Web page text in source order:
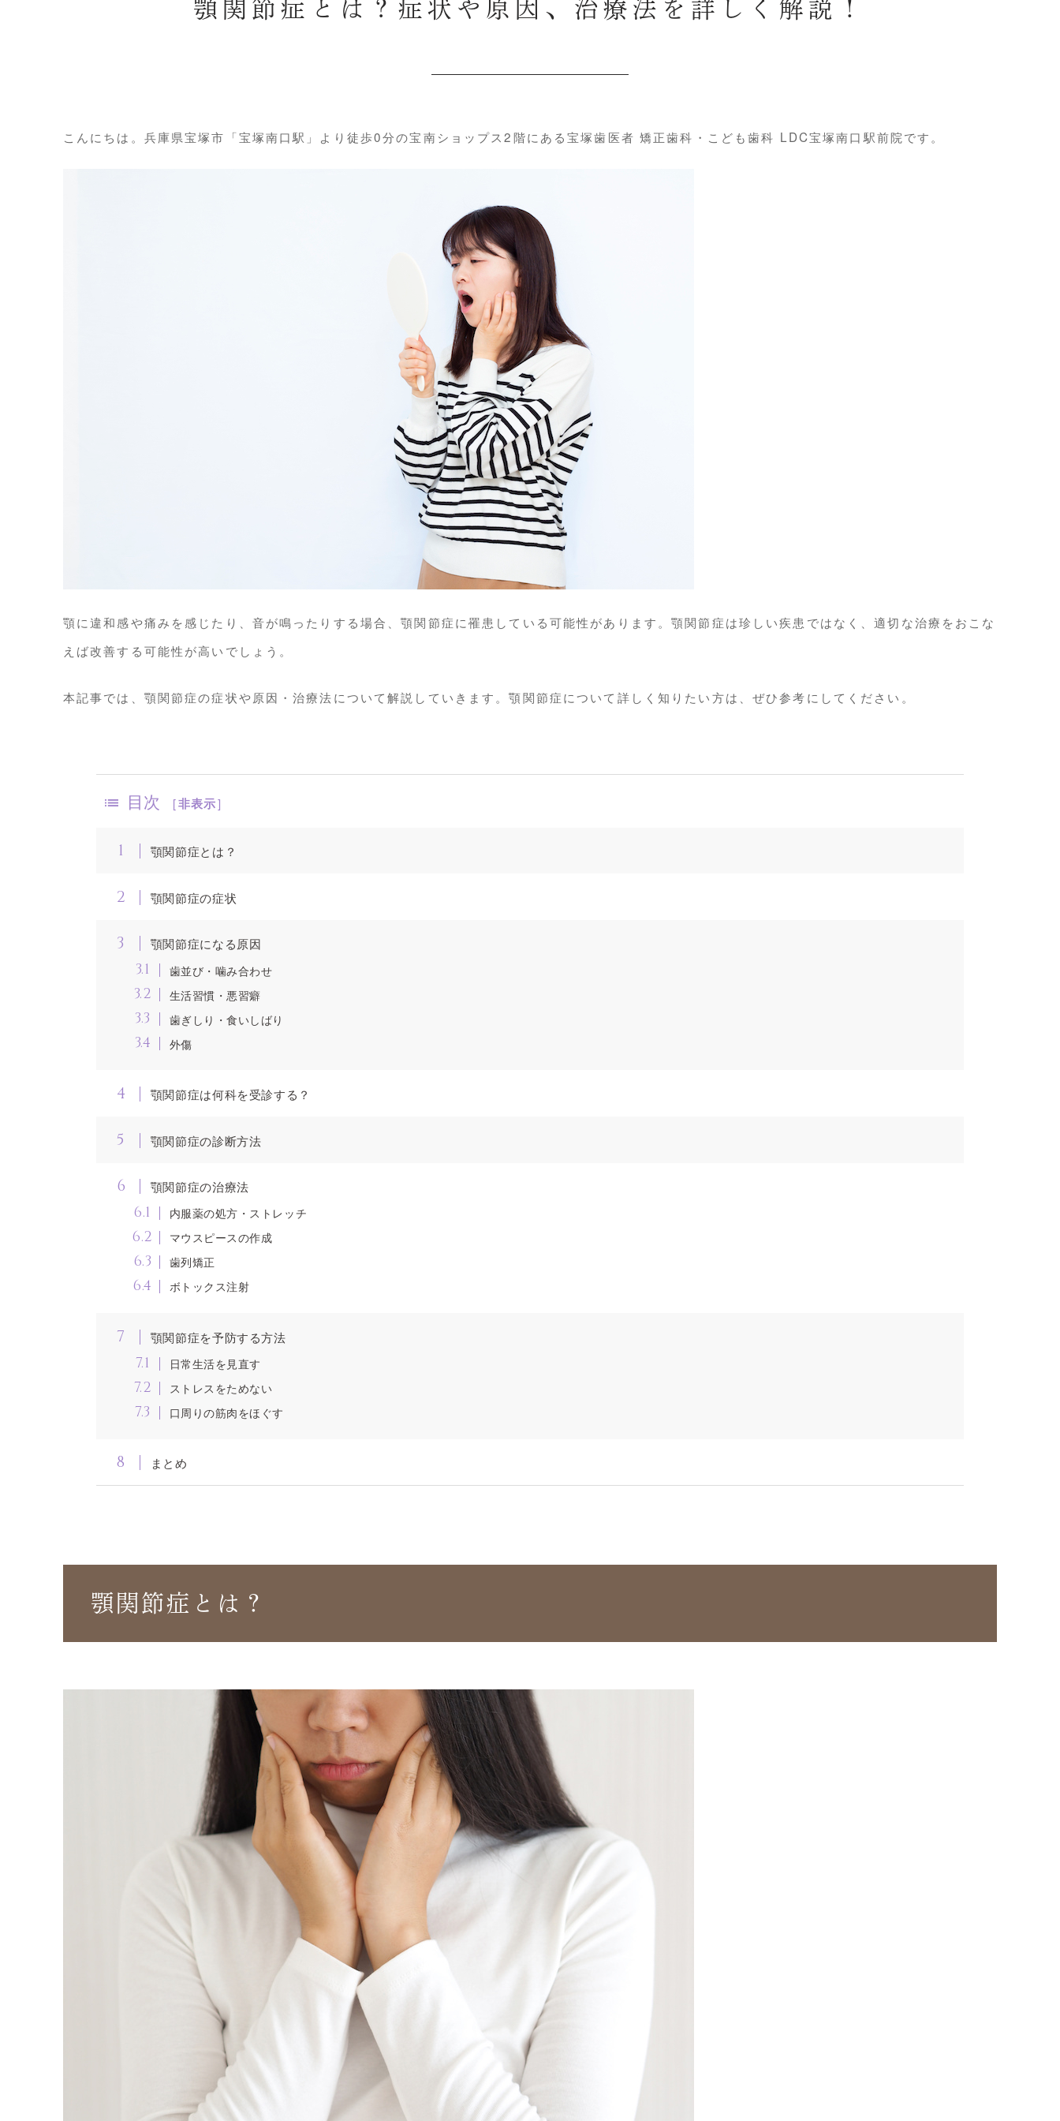
顎関節症とは？症状や原因、治療法を詳しく解説！
こんにちは。兵庫県宝塚市「宝塚南口駅」より徒歩0分の宝南ショップス2階にある宝塚歯医者 矯正歯科・こども歯科 LDC宝塚南口駅前院です。
顎に違和感や痛みを感じたり、音が鳴ったりする場合、顎関節症に罹患している可能性があります。顎関節症は珍しい疾患ではなく、適切な治療をおこな
えば改善する可能性が高いでしょう。
本記事では、顎関節症の症状や原因・治療法について解説していきます。顎関節症について詳しく知りたい方は、ぜひ参考にしてください。
目次 [非表示]
1 顎関節症とは？
2 顎関節症の症状
3 顎関節症になる原因
3.1 歯並び・噛み合わせ
3.2 生活習慣・悪習癖
3.3 歯ぎしり・食いしばり
3.4 外傷
4 顎関節症は何科を受診する？
5 顎関節症の診断方法
6 顎関節症の治療法
6.1 内服薬の処方・ストレッチ
6.2 マウスピースの作成
6.3 歯列矯正
6.4 ボトックス注射
7 顎関節症を予防する方法
7.1 日常生活を見直す
7.2 ストレスをためない
7.3 口周りの筋肉をほぐす
8 まとめ
顎関節症とは？